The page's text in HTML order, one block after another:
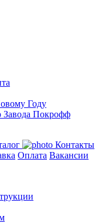
Году
Завода Покрофф
Контакты
Оплата Вакансии